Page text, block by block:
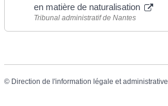
en matière de naturalisation
Tribunal administratif de Nantes
© Direction de l'information légale et administrative